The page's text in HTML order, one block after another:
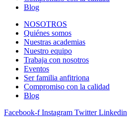
Blog
NOSOTROS
Quiénes somos
Nuestras academias
Nuestro equipo
Trabaja con nosotros
Eventos
Ser familia anfitriona
Compromiso con la calidad
Blog
Facebook-f Instagram Twitter Linkedin